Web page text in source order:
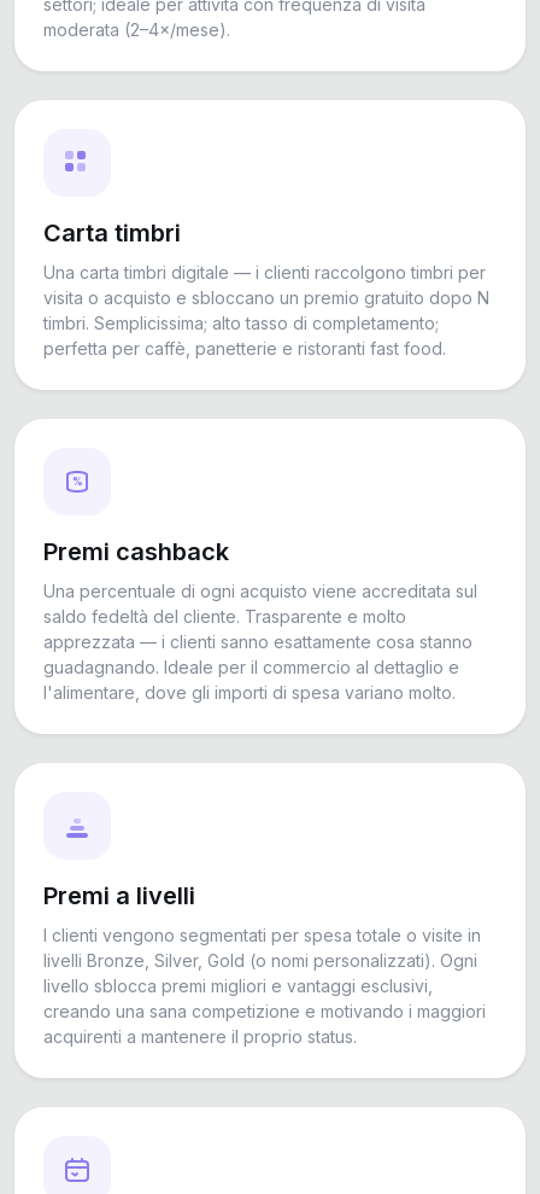
settori; ideale per attività con frequenza di visita
moderata (2–4×/mese).
Carta timbri
Una carta timbri digitale — i clienti raccolgono timbri per
visita o acquisto e sbloccano un premio gratuito dopo N
timbri. Semplicissima; alto tasso di completamento;
perfetta per caffè, panetterie e ristoranti fast food.
%
Premi cashback
Una percentuale di ogni acquisto viene accreditata sul
saldo fedeltà del cliente. Trasparente e molto
apprezzata — i clienti sanno esattamente cosa stanno
guadagnando. Ideale per il commercio al dettaglio e
l'alimentare, dove gli importi di spesa variano molto.
Premi a livelli
I clienti vengono segmentati per spesa totale o visite in
livelli Bronze, Silver, Gold (o nomi personalizzati). Ogni
livello sblocca premi migliori e vantaggi esclusivi,
creando una sana competizione e motivando i maggiori
acquirenti a mantenere il proprio status.